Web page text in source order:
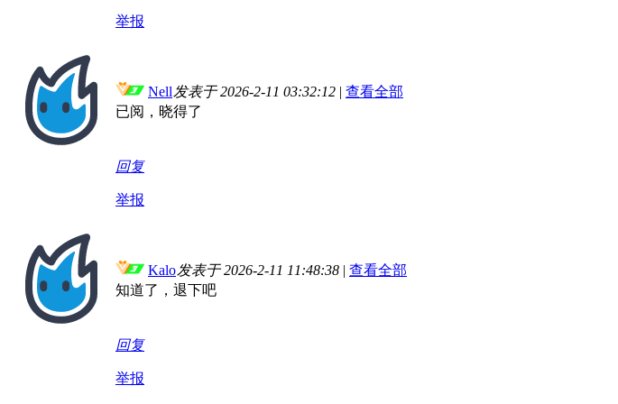
举报
Nell发表于 2026-2-11 03:32:12 | 查看全部
已阅，晓得了
回复
举报
Kalo发表于 2026-2-11 11:48:38 | 查看全部
知道了，退下吧
回复
举报